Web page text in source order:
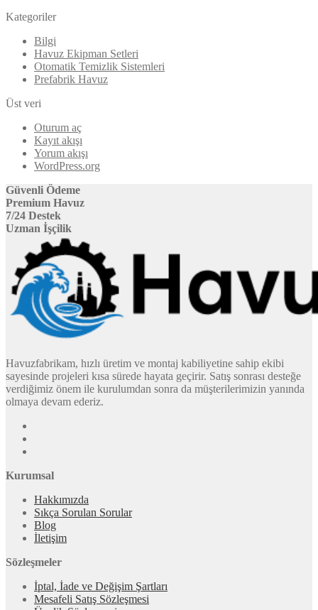
Kategoriler
Bilgi
Havuz Ekipman Setleri
Otomatik Temizlik Sistemleri
Prefabrik Havuz
Üst veri
Oturum aç
Kayıt akışı
Yorum akışı
WordPress.org
Güvenli Ödeme
Premium Havuz
7/24 Destek
Uzman İşçilik
Havuzfabrikam, hızlı üretim ve montaj kabiliyetine sahip ekibi
sayesinde projeleri kısa sürede hayata geçirir. Satış sonrası desteğe
verdiğimiz önem ile kurulumdan sonra da müşterilerimizin yanında
olmaya devam ederiz.
Kurumsal
Hakkımızda
Sıkça Sorulan Sorular
Blog
İletişim
Sözleşmeler
İptal, İade ve Değişim Şartları
Mesafeli Satış Sözleşmesi